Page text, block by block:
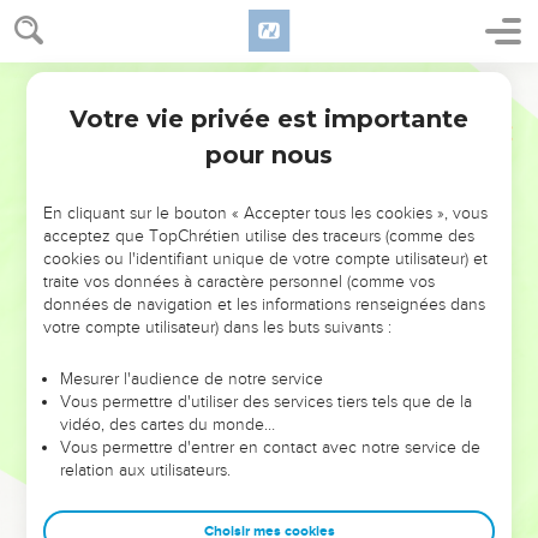
NE MANQUEZ PAS L’ÉVÉNEMENT
DE L’ANNÉE !
ET SI LEURS ERREURS POUVAIENT VOUS ÉVITER LES
VOTRES ?
leur foi ou leur vision. Mais on voit moins les doutes, les erreurs
et les saisons difficiles qu'ils ont traversés, alors même que ce
sont elles qui les ont façonnés.
Dans cette conférence, leaders, entrepreneurs, et responsables
clés pour avancer avec plus de sagesse afin que leurs erreurs
Votre vie privée est importante
pour nous
En cliquant sur le bouton « Accepter tous les cookies », vous
acceptez que TopChrétien utilise des traceurs (comme des
cookies ou l'identifiant unique de votre compte utilisateur) et
traite vos données à caractère personnel (comme vos
données de navigation et les informations renseignées dans
votre compte utilisateur) dans les buts suivants :
Mesurer l'audience de notre service
Vous permettre d'utiliser des services tiers tels que de la
vidéo, des cartes du monde…
Vous permettre d'entrer en contact avec notre service de
relation aux utilisateurs.
Choisir mes cookies